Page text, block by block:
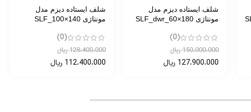
شلف ایستاده دیزم مدل
مونتاژی SLF_dwr_60×140
(0)
153،900،000 ریال
112،500،000 ریال
شلف ایستاده دیزم مدل
مونتاژی SLF_45×140
(0)
96،300،000 ریال
81،000،000 ریال